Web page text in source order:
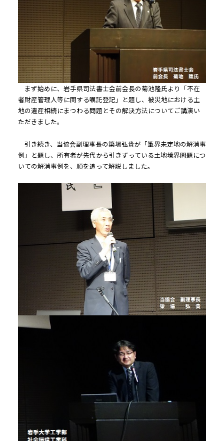
まず始めに、岩手県司法書士会前会長の菊池隆氏より「不在
者財産管理人等に関する嘱託登記」と題し、被災地における土
地の遺産相続にまつわる問題とその解決方法についてご講演い
ただきました。
引き続き、当協会副理事長の簗場弘貴が「筆界未定地の解消事
例」と題し、所有者が先代から引きずっている土地境界問題につ
いての解消事例を、順を追って解説しました。